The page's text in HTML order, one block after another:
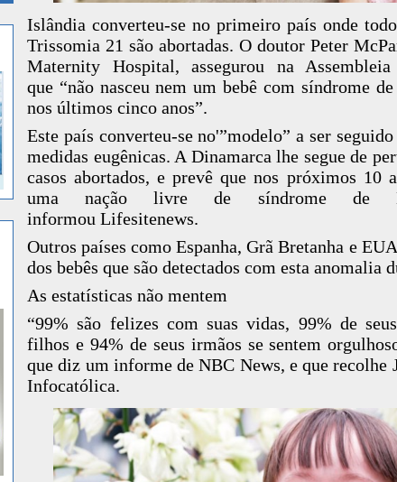
Islândia converteu-se no primeiro país onde
Trissomia 21 são abortadas. O doutor Peter
Maternity Hospital, assegurou na Assembleia
que “não nasceu nem um bebê com síndrome
nos últimos cinco anos”.
Este país converteu-se no'”modelo” a ser
medidas eugênicas. A Dinamarca lhe segue de
casos abortados, e prevê que nos próximos 10
uma nação livre de síndrome de
informou Lifesitenews.
Outros países como Espanha, Grã Bretanha e
dos bebês que são detectados com esta anomalia
As estatísticas não mentem
“99% são felizes com suas vidas, 99% de
filhos e 94% de seus irmãos se sentem
que diz um informe de NBC News, e que recolhe
Infocatólica.